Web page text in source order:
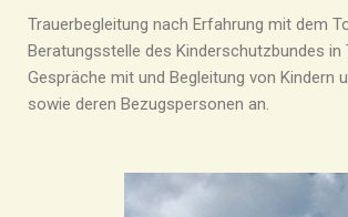
Trauerbegleitung nach Erfahrung mit dem
Beratungsstelle des Kinderschutzbundes in
Gespräche mit und Begleitung von Kindern
sowie deren Bezugspersonen an.